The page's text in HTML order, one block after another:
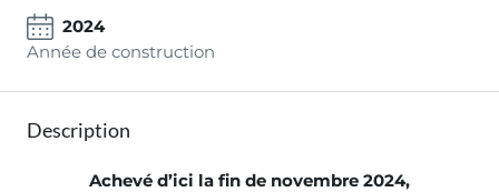
2024
Année de construction
Description
Achevé d’ici la fin de novembre 2024,